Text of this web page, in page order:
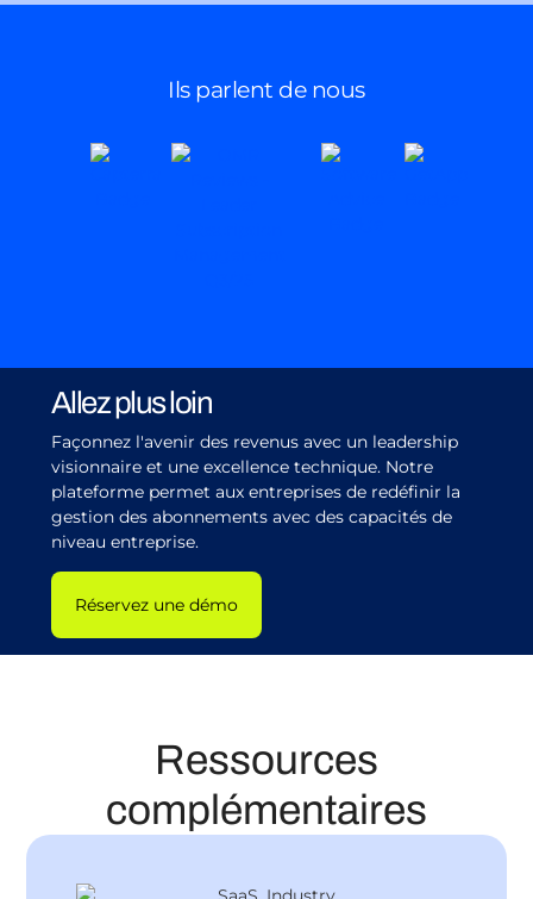
Ils parlent de nous
Allez plus loin
Façonnez l'avenir des revenus avec un leadership
visionnaire et une excellence technique. Notre
plateforme permet aux entreprises de redéfinir la
gestion des abonnements avec des capacités de
niveau entreprise.
Réservez une démo
Ressources
complémentaires